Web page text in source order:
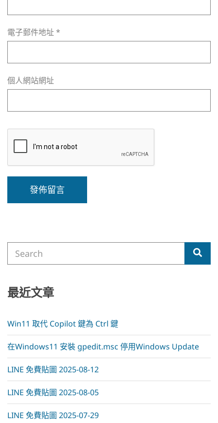
電子郵件地址 *
個人網站網址
a
v
Search
for:
最近文章
Win11 取代 Copilot 鍵為 Ctrl 鍵
在Windows11 安裝 gpedit.msc 停用Windows Update
LINE 免費貼圖 2025-08-12
LINE 免費貼圖 2025-08-05
LINE 免費貼圖 2025-07-29